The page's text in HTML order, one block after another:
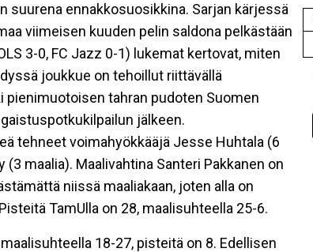
suurena ennakkosuosikkina. Sarjan kärjessä
viimeisen kuuden pelin saldona pelkästään
3-0, FC Jazz 0-1) lukemat kertovat, miten
joukkue on tehoillut riittävällä
pienimuotoisen tahran pudoten Suomen
jälkeen.
tehneet voimahyökkääjä Jesse Huhtala (6
(3 maalia). Maalivahtina Santeri Pakkanen on
niissä maaliakaan, joten alla on
TamUlla on 28, maalisuhteella 25-6.
18-27, pisteitä on 8. Edellisen